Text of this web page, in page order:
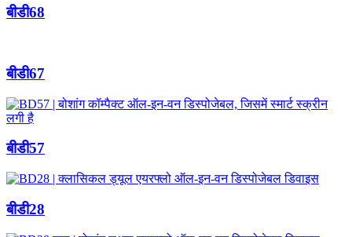
बीडी68
बीडी67
बीडी57
बीडी28